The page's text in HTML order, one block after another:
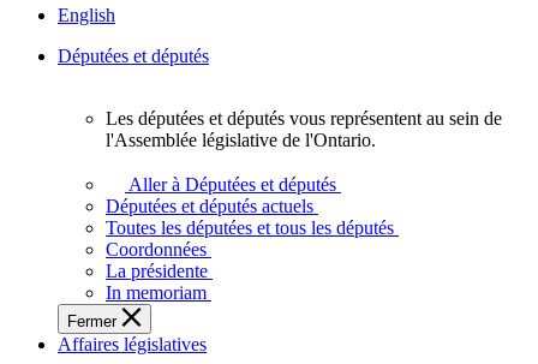
English
Députées et députés
députés
vous
représentent
sein
de
l'Assemblée
législative
Les députées et députés vous représentent au sein de
l'Assemblée législative de l'Ontario.
Aller à Députées et députés
Députées et députés actuels
Toutes les députées et tous les députés
Coordonnées
La présidente
In memoriam
Fermer
Affaires législatives